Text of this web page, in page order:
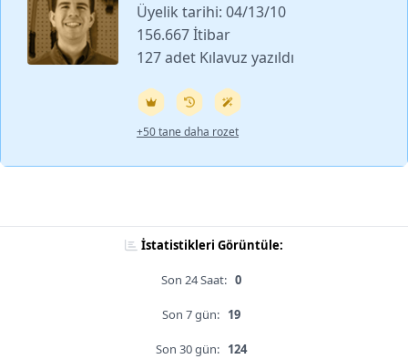
Üyelik tarihi: 04/13/10
156.667 İtibar
127 adet Kılavuz yazıldı
+50 tane daha rozet
İstatistikleri Görüntüle:
Son 24 Saat: 0
Son 7 gün: 19
Son 30 gün: 124